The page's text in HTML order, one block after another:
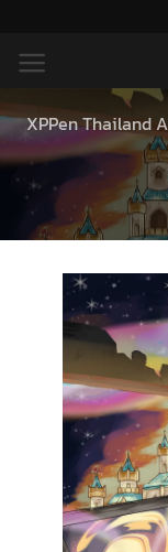
ยัง
XPPen Thailand